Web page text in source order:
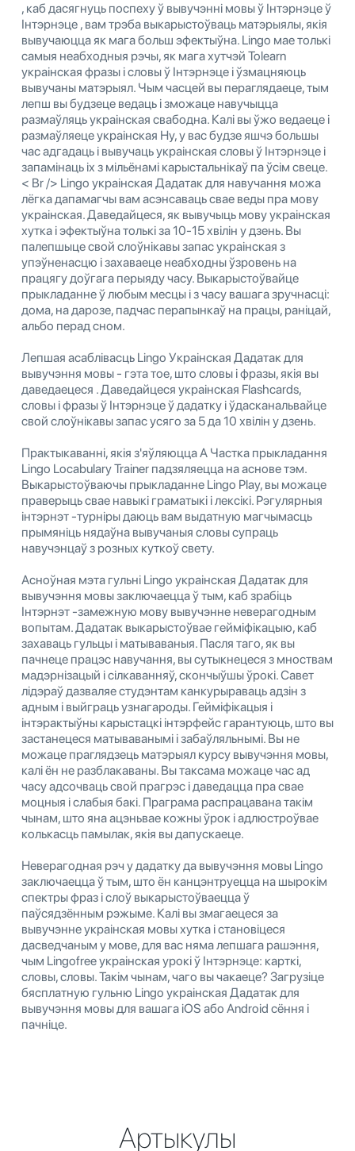
, каб дасягнуць поспеху ў вывучэнні мовы ў Інтэрнэце ў
Інтэрнэце , вам трэба выкарыстоўваць матэрыялы, якія
вывучаюцца як мага больш эфектыўна. Lingo мае толькі
самыя неабходныя рэчы, як мага хутчэй Tolearn
украінская фразы і словы ў Інтэрнэце і ўзмацняюць
вывучаны матэрыял. Чым часцей вы пераглядаеце, тым
лепш вы будзеце ведаць і зможаце навучыцца
размаўляць украінская свабодна. Калі вы ўжо ведаеце і
размаўляеце украінская Ну, у вас будзе яшчэ большы
час адгадаць і вывучаць украінская словы ў Інтэрнэце і
запамінаць іх з мільёнамі карыстальнікаў па ўсім свеце.
< Br /> Lingo украінская Дадатак для навучання можа
лёгка дапамагчы вам асэнсаваць свае веды пра мову
украінская. Даведайцеся, як вывучыць мову украінская
хутка і эфектыўна толькі за 10-15 хвілін у дзень. Вы
палепшыце свой слоўнікавы запас украінская з
упэўненасцю і захаваеце неабходны ўзровень на
працягу доўгага перыяду часу. Выкарыстоўвайце
прыкладанне ў любым месцы і з часу вашага зручнасці:
дома, на дарозе, падчас перапынкаў на працы, раніцай,
альбо перад сном.
Лепшая асаблівасць Lingo Украінская Дадатак для
вывучэння мовы - гэта тое, што словы і фразы, якія вы
даведаецеся . Даведайцеся украінская Flashcards,
словы і фразы ў Інтэрнэце ў дадатку і ўдасканальвайце
свой слоўнікавы запас усяго за 5 да 10 хвілін у дзень.
Практыкаванні, якія з'яўляюцца A Частка прыкладання
Lingo Locabulary Trainer падзяляецца на аснове тэм.
Выкарыстоўваючы прыкладанне Lingo Play, вы можаце
праверыць свае навыкі граматыкі і лексікі. Рэгулярныя
інтэрнэт -турніры даюць вам выдатную магчымасць
прымяніць нядаўна вывучаныя словы супраць
навучэнцаў з розных куткоў свету.
Асноўная мэта гульні Lingo украінская Дадатак для
вывучэння мовы заключаецца ў тым, каб зрабіць
Інтэрнэт -замежную мову вывучэнне неверагодным
вопытам. Дадатак выкарыстоўвае гейміфікацыю, каб
захаваць гульцы і матываваныя. Пасля таго, як вы
пачнеце працэс навучання, вы сутыкнецеся з мноствам
мадэрнізацый і сілкаванняў, скончыўшы ўрокі. Савет
лідэраў дазваляе студэнтам канкурыраваць адзін з
адным і выйграць узнагароды. Гейміфікацыя і
інтэрактыўны карыстацкі інтэрфейс гарантуюць, што вы
застанецеся матываванымі і забаўляльнымі. Вы не
можаце праглядзець матэрыял курсу вывучэння мовы,
калі ён не разблакаваны. Вы таксама можаце час ад
часу адсочваць свой прагрэс і даведацца пра свае
моцныя і слабыя бакі. Праграма распрацавана такім
чынам, што яна ацэньвае кожны ўрок і адлюстроўвае
колькасць памылак, якія вы дапускаеце.
Неверагодная рэч у дадатку да вывучэння мовы Lingo
заключаецца ў тым, што ён канцэнтруецца на шырокім
спектры фраз і слоў выкарыстоўваецца ў
паўсядзённым рэжыме. Калі вы змагаецеся за
вывучэнне украінская мовы хутка і становіцеся
дасведчаным у мове, для вас няма лепшага рашэння,
чым Lingofree украінская урокі ў Інтэрнэце: карткі,
словы, словы. Такім чынам, чаго вы чакаеце? Загрузіце
бясплатную гульню Lingo украінская Дадатак для
вывучэння мовы для вашага iOS або Android сёння і
пачніце.
Артыкулы